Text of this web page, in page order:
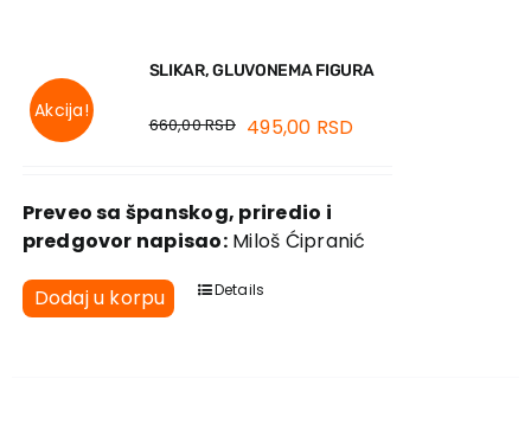
Akcija!
SLIKAR, GLUVONEMA FIGURA
660,00RSD 495,00 RSD
Preveo sa španskog, priredio i
predgovor napisao:Miloš Ćipranić
Dodaj u korpu Details